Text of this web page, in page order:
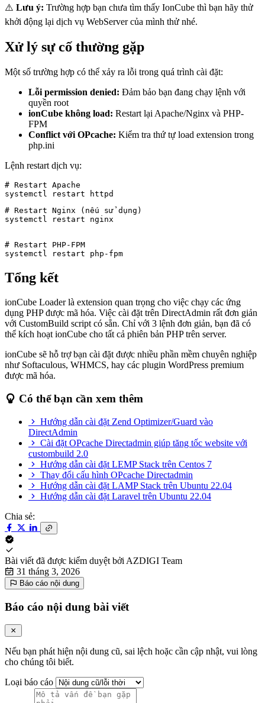
⚠️ Lưu ý: Trường hợp bạn chưa tìm thấy IonCube thì bạn hãy thử
khởi động lại dịch vụ WebServer của mình thử nhé.
Xử lý sự cố thường gặp
Một số trường hợp có thể xảy ra lỗi trong quá trình cài đặt:
Lỗi permission denied: Đảm bảo bạn đang chạy lệnh với
quyền root
ionCube không load: Restart lại Apache/Nginx và PHP-
FPM
Conflict với OPcache: Kiểm tra thứ tự load extension trong
php.ini
Lệnh restart dịch vụ:
# Restart Apache
# Restart Nginx (nếu sử dụng)
systemctl restart nginx
# Restart PHP-FPM
systemctl restart php-fpm
Tổng kết
ionCube Loader là extension quan trọng cho việc chạy các ứng
dụng PHP được mã hóa. Việc cài đặt trên DirectAdmin rất đơn giản
với CustomBuild script có sẵn. Chỉ với 3 lệnh đơn giản, bạn đã có
thể kích hoạt ionCube cho tất cả phiên bản PHP trên server.
ionCube sẽ hỗ trợ bạn cài đặt được nhiều phần mềm chuyên nghiệp
như Softaculous, WHMCS, hay các plugin WordPress premium
được mã hóa.
Có thể bạn cần xem thêm
Hướng dẫn cài đặt Zend Optimizer/Guard vào
DirectAdmin
Cài đặt OPcache Directadmin giúp tăng tốc website với
custombuild 2.0
Hướng dẫn cài đặt LEMP Stack trên Centos 7
Thay đổi cấu hình OPcache Directadmin
Hướng dẫn cài đặt LAMP Stack trên Ubuntu 22.04
Hướng dẫn cài đặt Laravel trên Ubuntu 22.04
Chia sẻ:
Bài viết đã được kiểm duyệt bởi AZDIGI Team
31 tháng 3, 2026
Báo cáo nội dung
Báo cáo nội dung bài viết
Nếu bạn phát hiện nội dung cũ, sai lệch hoặc cần cập nhật, vui lòng
cho chúng tôi biết.
Loại báo cáo